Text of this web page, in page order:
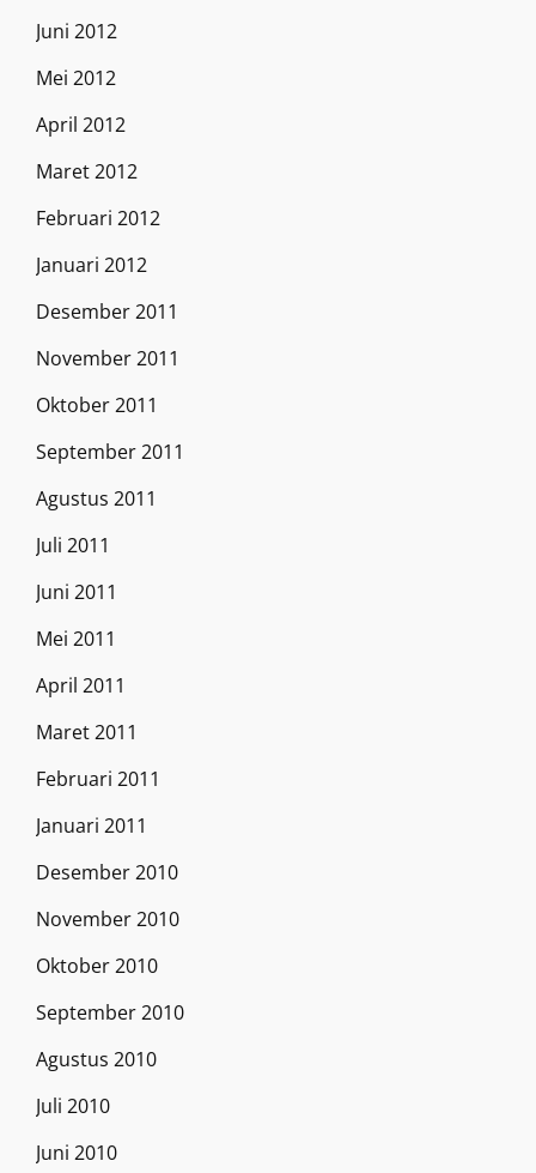
Juni 2012
Mei 2012
April 2012
Maret 2012
Februari 2012
Januari 2012
Desember 2011
November 2011
Oktober 2011
September 2011
Agustus 2011
Juli 2011
Juni 2011
Mei 2011
April 2011
Maret 2011
Februari 2011
Januari 2011
Desember 2010
November 2010
Oktober 2010
September 2010
Agustus 2010
Juli 2010
Juni 2010